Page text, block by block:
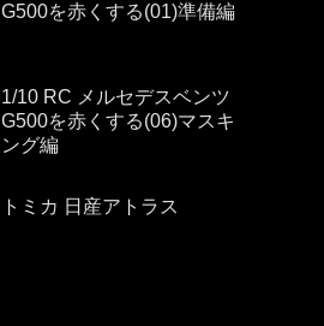
G500を赤くする(01)準備編
1/10 RC メルセデスベンツ
G500を赤くする(06)マスキ
ング編
トミカ 日産アトラス